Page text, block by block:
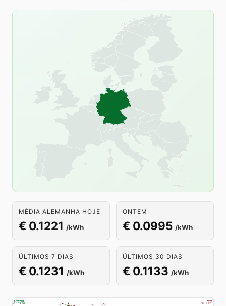
MÉDIA ALEMANHA HOJE
€ 0.1221 /kWh
ONTEM
€ 0.0995 /kWh
ÚLTIMOS 7 DIAS
€ 0.1231 /kWh
ÚLTIMOS 30 DIAS
€ 0.1133 /kWh
€ 159.86
€/MWh
54,422
MW